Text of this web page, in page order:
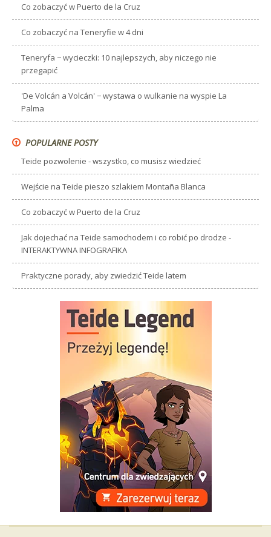
Co zobaczyć w Puerto de la Cruz
Co zobaczyć na Teneryfie w 4 dni
Teneryfa − wycieczki: 10 najlepszych, aby niczego nie
przegapić
'De Volcán a Volcán' − wystawa o wulkanie na wyspie La
Palma
POPULARNE POSTY
Teide pozwolenie - wszystko, co musisz wiedzieć
Wejście na Teide pieszo szlakiem Montaña Blanca
Co zobaczyć w Puerto de la Cruz
Jak dojechać na Teide samochodem i co robić po drodze -
INTERAKTYWNA INFOGRAFIKA
Praktyczne porady, aby zwiedzić Teide latem